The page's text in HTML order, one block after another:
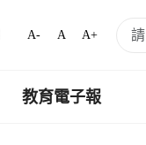
A- A A+
教育電子報